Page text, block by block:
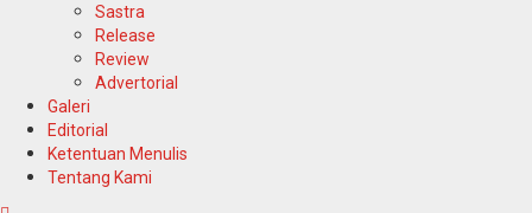
Sastra
Release
Review
Advertorial
Galeri
Editorial
Ketentuan Menulis
Tentang Kami